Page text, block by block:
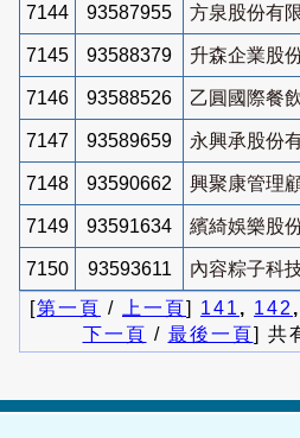
7144 93587955 方泉股份有
7145 93588379 升森企業股
7146 93588526 乙圓國際餐
7147 93589659 永興承股份
7148 93590662 興聚康管理
7149 93591634 繽綺娛樂股
7150 93593611
內容粽子科
[第一頁 / 上一頁] 141 , 142
下一頁 / 最後一頁] 共